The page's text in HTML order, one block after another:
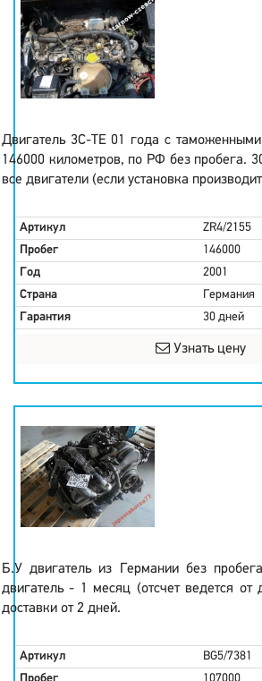
Двигатель 3C-TE 01 года с
146000 километров, по РФ без пробега.
все двигатели (если установка
Артикул
ZR4/2155
Пробег
146000
Год
2001
Страна
Германия
Гарантия
30 дней
Узнать цену
Б.У двигатель из Германии без
двигатель - 1 месяц (отсчет ведется от
доставки от 2 дней.
Артикул
BG5/7381